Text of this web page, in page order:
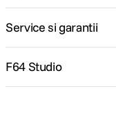
Service si garantii
F64 Studio